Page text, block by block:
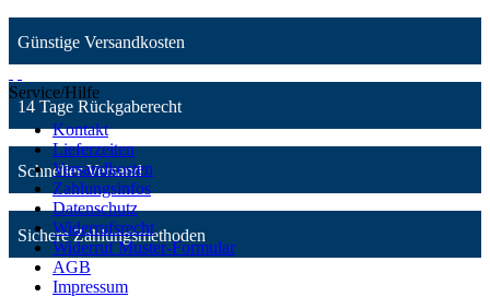
Günstige Versandkosten
14 Tage Rückgaberecht
Schneller Versand
Sichere Zahlungsmethoden
Service/Hilfe
Kontakt
Lieferzeiten
Versandkosten
Zahlungsinfos
Datenschutz
Widerrufsrecht
Widerruf Muster-Formular
AGB
Impressum